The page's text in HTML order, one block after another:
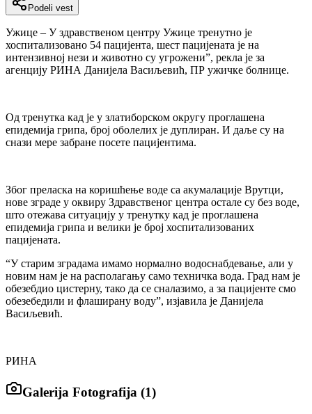
Podeli vest
Ужице – У здравственом центру Ужице тренутно је
хоспитализовано 54 пацијента, шест пацијената је на
интензивној нези и животно су угрожени”, рекла је за
агенцију РИНА Данијела Васиљевић, ПР ужичке болнице.
Од тренутка кад је у златиборском округу проглашена
епидемија грипа, број оболелих је дуплиран. И даље су на
снази мере забране посете пацијентима.
Због преласка на коришћење воде са акумалације Врутци,
нове зграде у оквиру Здравственог центра остале су без воде,
што отежава ситуацију у тренутку кад је проглашена
епидемија грипа и велики је број хоспитализованих
пацијената.
“У старим зградама имамо нормално водоснабдевање, али у
новим нам је на располагању само техничка вода. Град нам је
обезебдио цистерну, тако да се сналазимо, а за пацијенте смо
обезебедили и флаширану воду”, изјавила је Данијела
Васиљевић.
РИНА
Galerija Fotografija (1)